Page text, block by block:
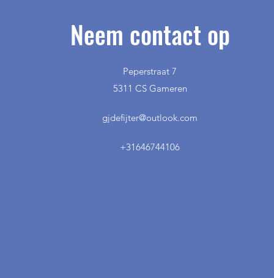
Neem contact op
Peperstraat 7
5311 CS Gameren
gjdefijter@outlook.com
+31646744106